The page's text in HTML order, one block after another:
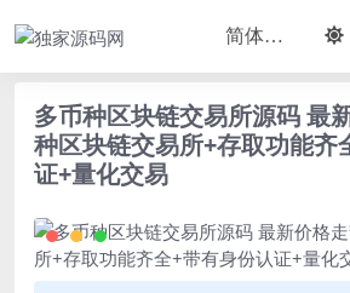
多币种区块链交易所源码 最
种区块链交易所+存取功能齐
证+量化交易